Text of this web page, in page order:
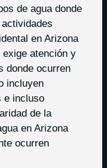
de agua donde
en Arizona
atención y
donde ocurren
incluyen
e incluso
de la
en Arizona
ocurren